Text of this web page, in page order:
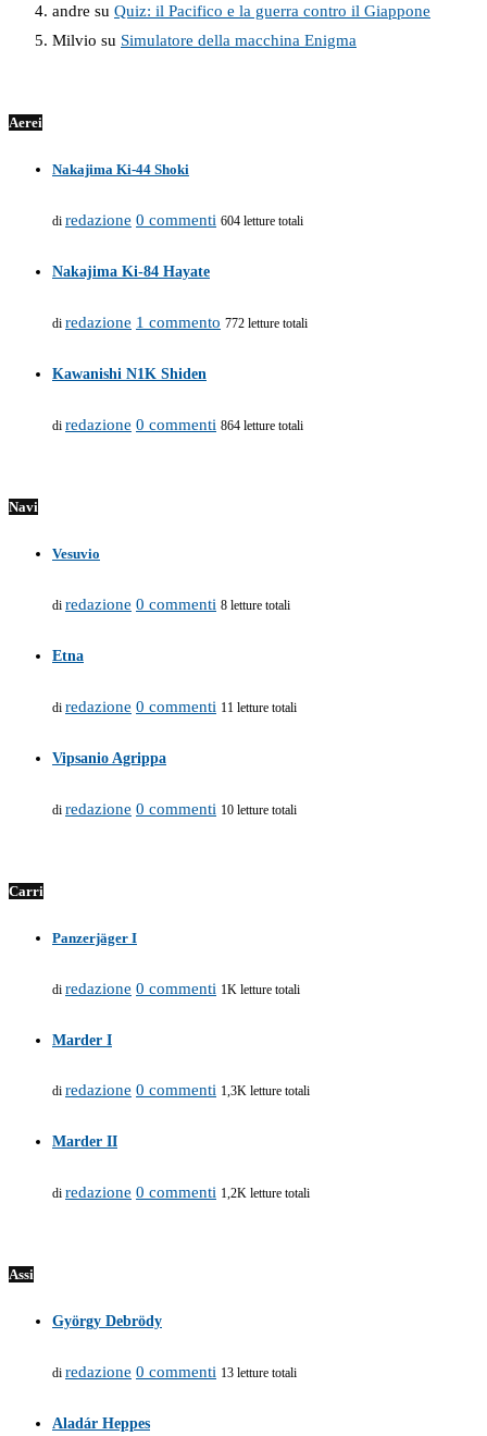
andre su Quiz: il Pacifico e la guerra contro il Giappone
Milvio su Simulatore della macchina Enigma
Aerei
Nakajima Ki-44 Shoki
di redazione 0 commenti 604 letture totali
Nakajima Ki-84 Hayate
di redazione 1 commento 772 letture totali
Kawanishi N1K Shiden
di redazione 0 commenti 864 letture totali
Navi
Vesuvio
di redazione 0 commenti 8 letture totali
Etna
di redazione 0 commenti 11 letture totali
Vipsanio Agrippa
di redazione 0 commenti 10 letture totali
Carri
Panzerjäger I
di redazione 0 commenti 1K letture totali
Marder I
di redazione 0 commenti 1,3K letture totali
Marder II
di redazione 0 commenti 1,2K letture totali
Assi
György Debrödy
di redazione 0 commenti 13 letture totali
Aladár Heppes